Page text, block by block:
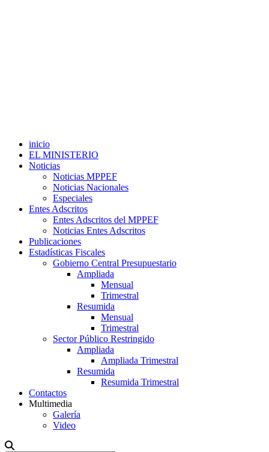
inicio
EL MINISTERIO
Noticias
Noticias MPPEF
Noticias Nacionales
Especiales
Entes Adscritos
Entes Adscritos del MPPEF
Noticias Entes Adscritos
Publicaciones
Estadísticas Fiscales
Gobierno Central Presupuestario
Ampliada
Mensual
Trimestral
Resumida
Mensual
Trimestral
Sector Público Restringido
Ampliada
Ampliada Trimestral
Resumida
Resumida Trimestral
Contactos
Multimedia
Galería
Video